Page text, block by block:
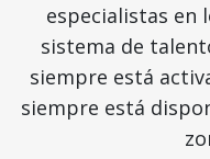
especialistas en
sistema de
siempre está
siempre está